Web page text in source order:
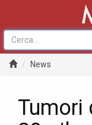
News
Tumori